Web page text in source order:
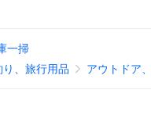
一掃
、旅行用品
アウトドア